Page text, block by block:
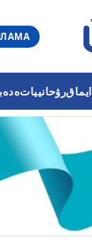
ايماقرۋحانييات